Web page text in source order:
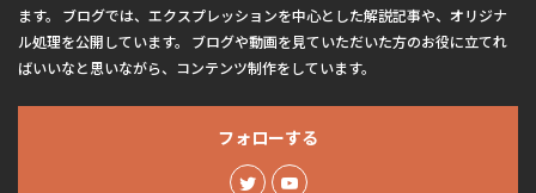
ます。 ブログでは、エクスプレッションを中心とした解説記事や、オリジナ
ル処理を公開しています。 ブログや動画を見ていただいた方のお役に立てれ
ばいいなと思いながら、コンテンツ制作をしています。
フォローする